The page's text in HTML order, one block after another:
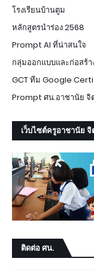
โรงเรียนบ้านตูม
หลักสูตรนำร่อง 2568
Prompt AI ที่น่าสนใจ
กลุ่มออกแบบและก่อสร้า
GCT ทีม Google
Prompt ศน.อาชานัย จิ
เว็บไซต์ครูอาชานัย จิ
ติดต่อ ศน.